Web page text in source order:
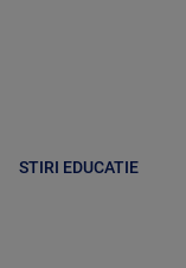
STIRI EDUCATIE